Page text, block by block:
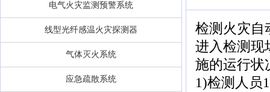
电气火灾监测预警系统
线型光纤感温火灾探测器
气体灭火系统
应急疏散系统
检测火灾自
进入检测现
施的运行状
1)检测人员